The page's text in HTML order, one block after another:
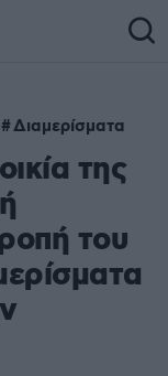
Διαμερίσματα
της
του